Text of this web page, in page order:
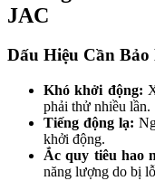
JAC
Dấu Hiệu Cần
Khó khởi động:
phải thử nhiều lần.
Tiếng động lạ:
khởi động.
Ắc quy tiêu hao
năng lượng do bị